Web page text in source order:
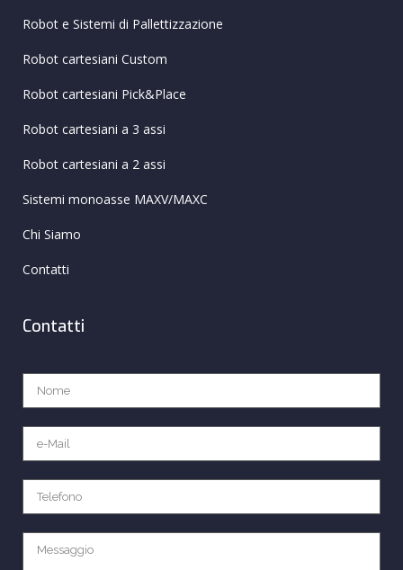
Robot e Sistemi di Pallettizzazione
Robot cartesiani Custom
Robot cartesiani Pick&Place
Robot cartesiani a 3 assi
Robot cartesiani a 2 assi
Sistemi monoasse MAXV/MAXC
Chi Siamo
Contatti
Contatti